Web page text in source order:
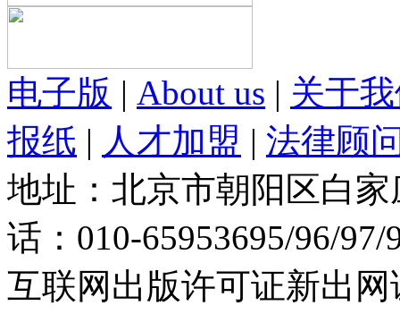
电子版 | About us | 关于
报纸 | 人才加盟 | 法律顾
地址：北京市朝阳区白
话：010-65953695/96/
互联网出版许可证新出